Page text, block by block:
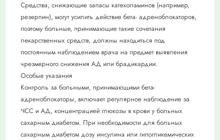
Средства, снижающие запасы катехоламинов (например,
резерпин), могут усилить действие бета- адреноблокаторов,
поэтому больные, принимающие такие сочетания
лекарственных средств, должны находиться под
постоянным наблюдением врача на предмет выявления
чрезмерного снижения АД или брадикардии.
Особые указания
Контроль за больными, принимающими бета-
адреноблокаторы, включает регулярное наблюдение за
ЧСС и АД, концентрацией глюкозы в крови у больных
сахарным диабетом. При необходимости для больных
сахарным диабетом дозу инсулина или гипогликемических